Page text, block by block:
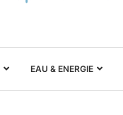
EAU & ENERGIE